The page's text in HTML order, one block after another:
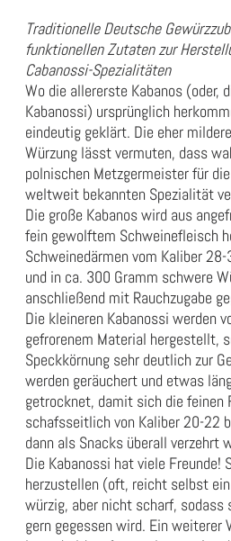
Traditionelle Deutsche
funktionellen Zutaten zur
Cabanossi-Spezialitäten
Wo die allererste Kabanos (oder,
Kabanossi) ursprünglich
eindeutig geklärt. Die eher
Würzung lässt vermuten, dass
polnischen Metzgermeister für
weltweit bekannten Spezialität
Die große Kabanos wird aus
fein gewolftem Schweinefleisch
Schweinedärmen vom Kaliber
und in ca. 300 Gramm schwere
anschließend mit Rauchzugabe
Die kleineren Kabanossi werden
gefrorenem Material hergestellt,
Speckkörnung sehr deutlich zur
werden geräuchert und etwas
getrocknet, damit sich die feinen
schafsseitlich von Kaliber 20-22
dann als Snacks überall verzehrt
Die Kabanossi hat viele Freunde!
herzustellen (oft, reicht selbst
würzig, aber nicht scharf, sodass
gern gegessen wird. Ein weiterer